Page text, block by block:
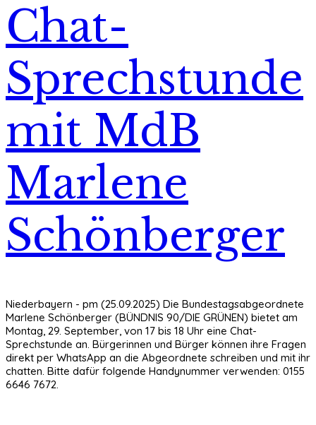
Chat-
Sprechstunde
mit MdB
Marlene
Schönberger
Niederbayern - pm (25.09.2025) Die Bundestagsabgeordnete
Marlene Schönberger (BÜNDNIS 90/DIE GRÜNEN) bietet am
Montag, 29. September, von 17 bis 18 Uhr eine Chat-
Sprechstunde an. Bürgerinnen und Bürger können ihre Fragen
direkt per WhatsApp an die Abgeordnete schreiben und mit ihr
chatten. Bitte dafür folgende Handynummer verwenden: 0155
6646 7672.